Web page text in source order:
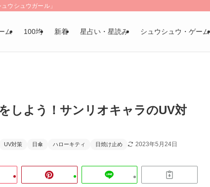
ウシュウガール」
ム 100均 新着 星占い・星読み シュウシュウ・ゲーム
しよう！サンリオキャラのUV対
UV対策 日傘 ハローキティ 日焼け止め 2023年5月24日